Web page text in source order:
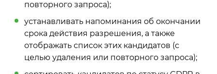
повторного запроса);
устанавливать напоминания об окончании
срока действия разрешения, а также
отображать список этих кандидатов (с
целью удаления или повторного запроса);